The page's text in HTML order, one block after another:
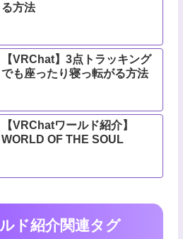
る方法
【VRChat】3点トラッキング
でも座ったり寝っ転がる方法
【VRChatワールド紹介】
WORLD OF THE SOUL
ド紹介関連タグ